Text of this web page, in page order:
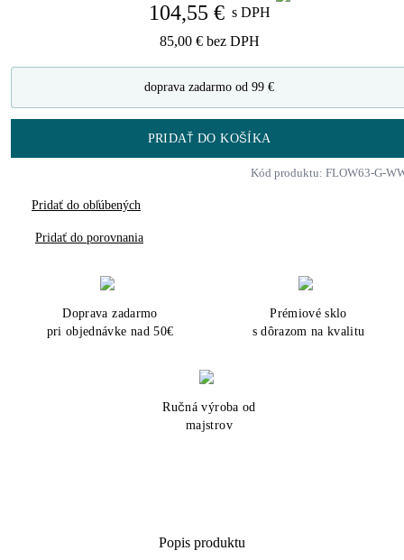
104,55 € s DPH
85,00 € bez DPH
doprava zadarmo od 99 €
PRIDAŤ DO KOŠÍKA
Kód produktu: FLOW63-G-
Pridať do obľúbených
Pridať do porovnania
Doprava zadarmo
pri objednávke nad 50€
Prémiové sklo
s dôrazom na kvalitu
Ručná výroba od
majstrov
Popis produktu